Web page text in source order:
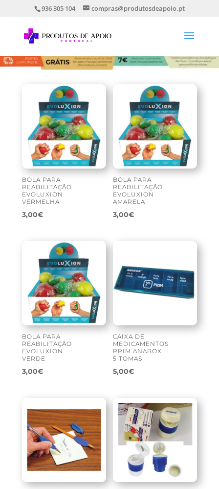
936 305 104 compras@produtosdeapoio.pt
BOLA PARA
REABILITAÇÃO
EVOLUXION
VERMELHA
3,00€
BOLA PARA
REABILITAÇÃO
EVOLUXION
AMARELA
3,00€
BOLA PARA
REABILITAÇÃO
EVOLUXION
VERDE
3,00€
CAIXA DE
MEDICAMENTOS
PRIM ANABOX
5 TOMAS
5,00€